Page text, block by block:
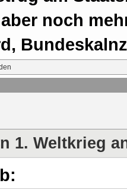
noch
1. Weltkrieg